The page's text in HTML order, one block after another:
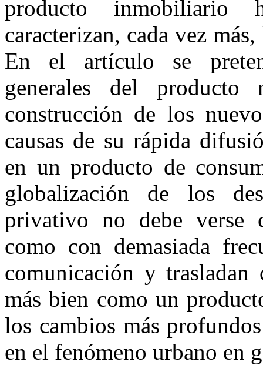
producto inmobiliario
caracterizan, cada vez
En el artículo se
generales del
construcción de los
causas de su rápida
en un producto de
globalización de los
privativo no debe verse
como con demasiada
comunicación y trasladan
más bien como un
los cambios más
en el fenómeno urbano en